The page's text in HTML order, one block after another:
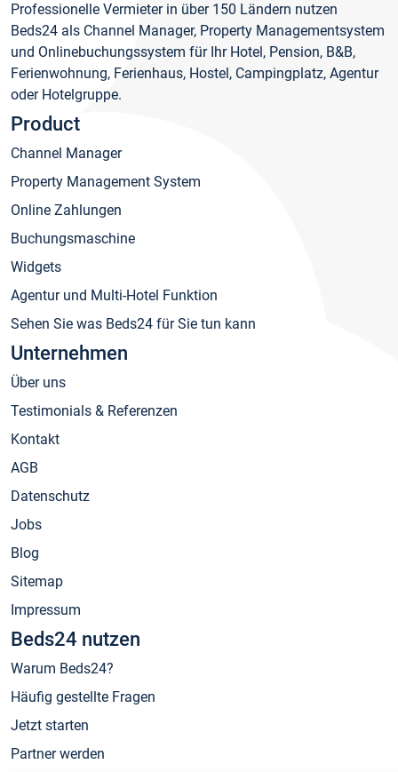
Professionelle Vermieter in über 150 Ländern nutzen
Beds24 als Channel Manager, Property Managementsystem
und Onlinebuchungssystem für Ihr Hotel, Pension, B&B,
Ferienwohnung, Ferienhaus, Hostel, Campingplatz, Agentur
oder Hotelgruppe.
Product
Channel Manager
Property Management System
Online Zahlungen
Buchungsmaschine
Widgets
Agentur und Multi-Hotel Funktion
Sehen Sie was Beds24 für Sie tun kann
Unternehmen
Über uns
Testimonials & Referenzen
Kontakt
AGB
Datenschutz
Jobs
Blog
Sitemap
Impressum
Beds24 nutzen
Warum Beds24?
Häufig gestellte Fragen
Jetzt starten
Partner werden